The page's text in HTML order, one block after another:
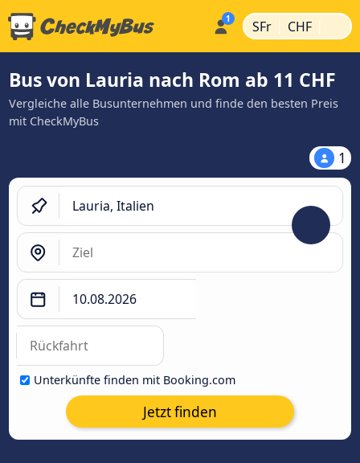
SFr | CHF |
Bus von Lauria nach Rom ab 11 CHF
Vergleiche alle Busunternehmen und finde den besten Preis
mit CheckMyBus
1
Unterkünfte finden mit Booking.com
Jetzt finden